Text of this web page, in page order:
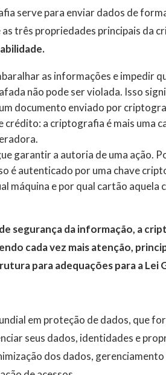
serve para enviar dados de
três propriedades principais da
as informações e impedir
não pode ser violada. Isso
documento enviado por
a criptografia é mais uma
garantir a autoria de uma ação.
é autenticado por uma chave
máquina e por qual cartão aquela
segurança da informação, a
cada vez mais atenção,
para adequações para a Lei
em proteção de dados, que
seus dados, identidades e
dos dados, gerenciamento